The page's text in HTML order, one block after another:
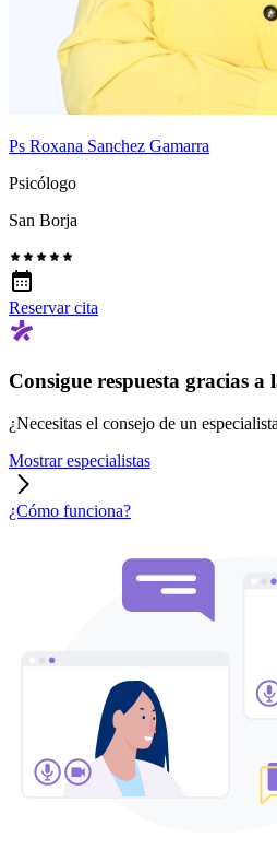
Ps Roxana Sanchez Gamarra
Psicólogo
San Borja
Reservar cita
Consigue respuesta gracias a
¿Necesitas el consejo de un
Mostrar especialistas
¿Cómo funciona?